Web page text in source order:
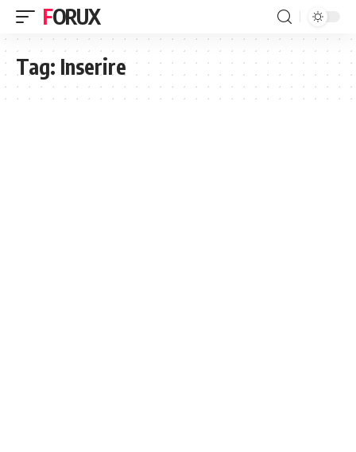
FORUX
Tag: Inserire